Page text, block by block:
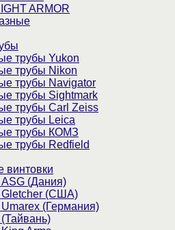
ARMOR
трубы Yukon
трубы Nikon
трубы Navigator
трубы Sightmark
трубы Carl Zeiss
трубы Leica
трубы КОМЗ
трубы Redfield
винтовки
ASG (Дания)
Gletcher (США)
Umarex (Германия)